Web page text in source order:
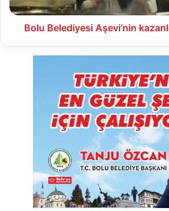
Bolu Belediyesi Aşevi’nin